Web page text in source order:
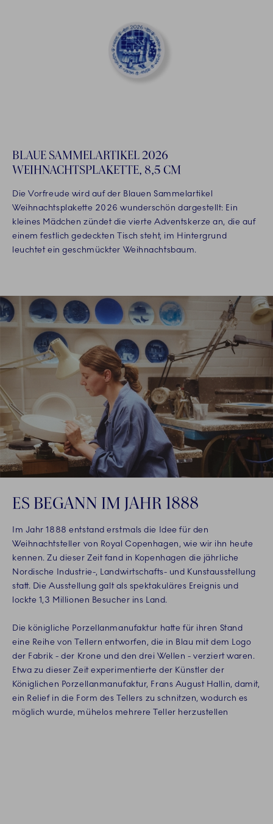
BLAUE SAMMELARTIKEL 2026
WEIHNACHTSPLAKETTE, 8,5 CM
Die Vorfreude wird auf der Blauen Sammelartikel
Weihnachtsplakette 2026 wunderschön dargestellt: Ein
kleines Mädchen zündet die vierte Adventskerze an, die auf
einem festlich gedeckten Tisch steht, im Hintergrund
leuchtet ein geschmückter Weihnachtsbaum.
ES BEGANN IM JAHR 1888
Im Jahr 1888 entstand erstmals die Idee für den
Weihnachtsteller von Royal Copenhagen, wie wir ihn heute
kennen. Zu dieser Zeit fand in Kopenhagen die jährliche
Nordische Industrie-, Landwirtschafts- und Kunstausstellung
statt. Die Ausstellung galt als spektakuläres Ereignis und
lockte 1,3 Millionen Besucher ins Land.
Die königliche Porzellanmanufaktur hatte für ihren Stand
eine Reihe von Tellern entworfen, die in Blau mit dem Logo
der Fabrik - der Krone und den drei Wellen - verziert waren.
Etwa zu dieser Zeit experimentierte der Künstler der
Königlichen Porzellanmanufaktur, Frans August Hallin, damit,
ein Relief in die Form des Tellers zu schnitzen, wodurch es
möglich wurde, mühelos mehrere Teller herzustellen